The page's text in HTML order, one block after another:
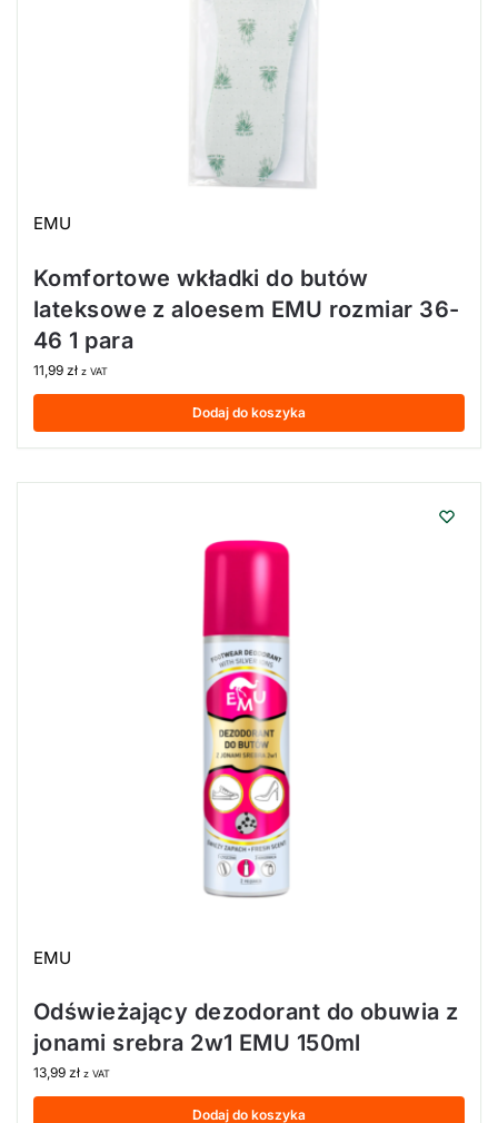
EMU
Komfortowe wkładki do butów
lateksowe z aloesem EMU rozmiar 36-
46 1 para
11,99 zł z VAT
Dodaj do koszyka
EMU
Odświeżający dezodorant do obuwia z
jonami srebra 2w1 EMU 150ml
13,99 zł z VAT
Dodaj do koszyka